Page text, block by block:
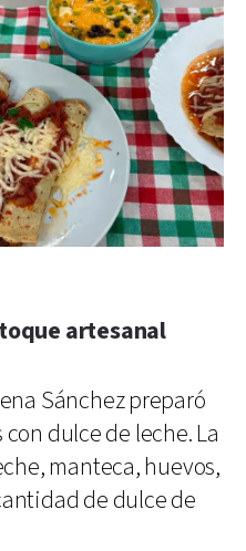
artesanal
Sánchez preparó
dulce de leche. La
manteca, huevos,
de dulce de